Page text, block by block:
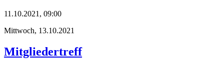
11.10.2021, 09:00
Mittwoch, 13.10.2021
Mitgliedertreff